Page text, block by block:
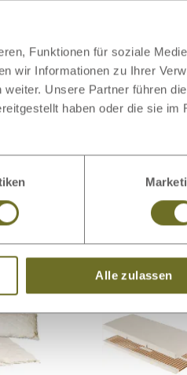
Funktionen für soziale
wir Informationen zu Ihrer
Unsere Partner führen
haben oder die sie im
Alle zulassen